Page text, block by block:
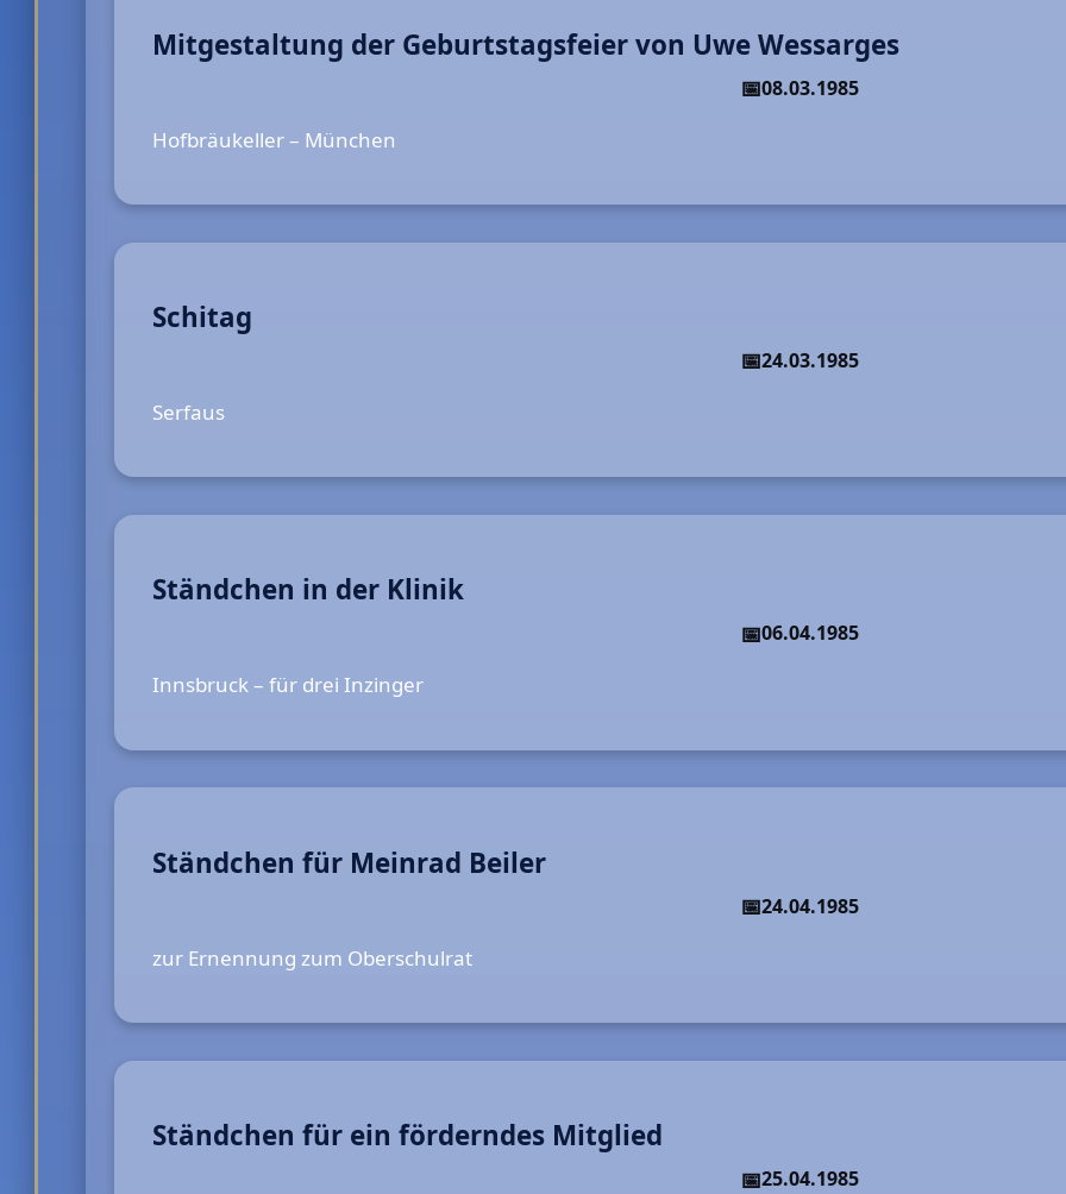
Mitgestaltung der Geburtstagsfeier von Uwe Wessarges
08.03.1985
Hofbräukeller – München
Schitag
24.03.1985
Serfaus
Ständchen in der Klinik
06.04.1985
Innsbruck – für drei Inzinger
Ständchen für Meinrad Beiler
24.04.1985
zur Ernennung zum Oberschulrat
Ständchen für ein förderndes Mitglied
25.04.1985